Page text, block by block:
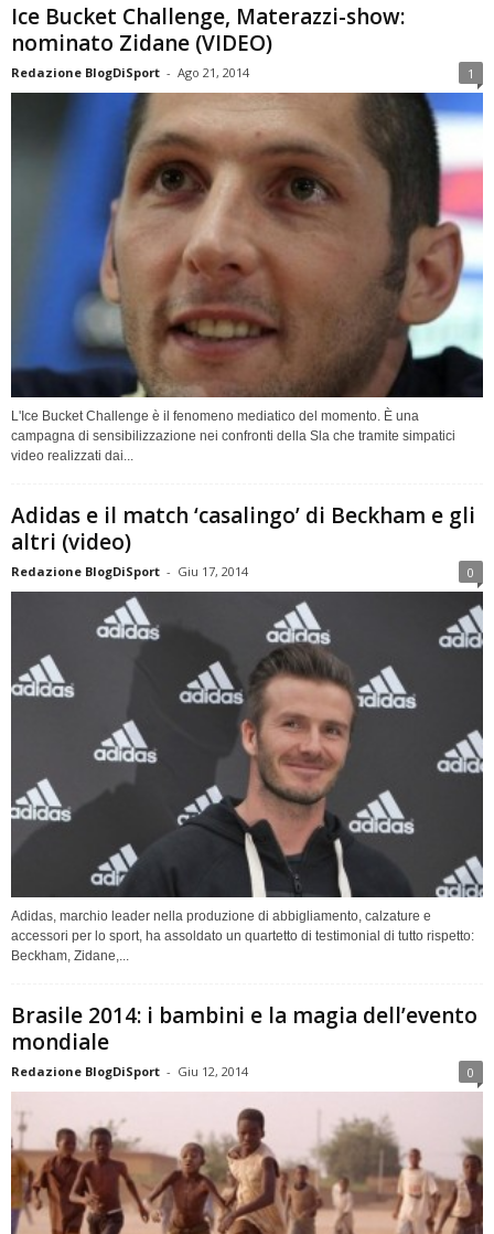
Ice Bucket Challenge, Materazzi-show:
nominato Zidane (VIDEO)
Redazione BlogDiSport - Ago 21, 2014 1
L'Ice Bucket Challenge è il fenomeno mediatico del momento. È una
campagna di sensibilizzazione nei confronti della Sla che tramite simpatici
video realizzati dai...
Adidas e il match ‘casalingo’ di Beckham e gli
altri (video)
Redazione BlogDiSport - Giu 17, 2014 0
Adidas, marchio leader nella produzione di abbigliamento, calzature e
accessori per lo sport, ha assoldato un quartetto di testimonial di tutto rispetto:
Beckham, Zidane,...
Brasile 2014: i bambini e la magia dell’evento
mondiale
Redazione BlogDiSport - Giu 12, 2014 0